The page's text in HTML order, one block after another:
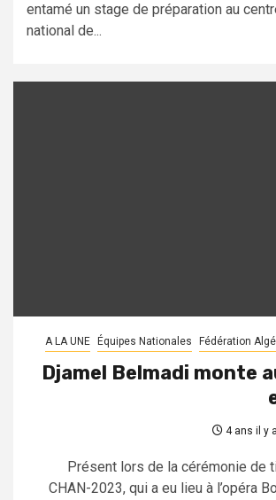
entamé un stage de préparation au
national de...
A LA UNE Équipes Nationales Fédération
Djamel Belmadi monte
4 ans il y a
Présent lors de la cérémonie de
CHAN-2023, qui a eu lieu à l’opéra